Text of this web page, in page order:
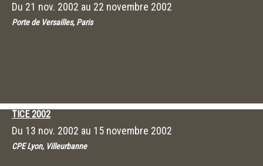
Du 21 nov. 2002 au 22 novembre 2002
Porte de Versailles, Paris
TICE 2002
Du 13 nov. 2002 au 15 novembre 2002
CPE Lyon, Villeurbanne